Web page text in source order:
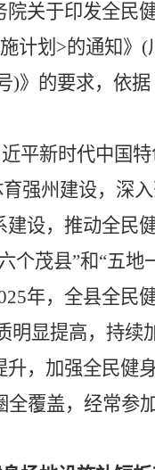
关于印发全民
计划>的通知》(
)》的要求，依
平新时代中国
强州建设，深
建设，推动全民
个茂县”和“五地
年，全县全民
明显提高，持
，加强全民健
覆盖，经常参